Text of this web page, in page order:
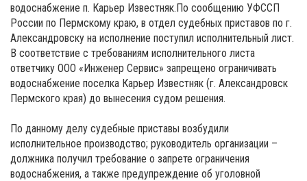
водоснабжение п. Карьер Известняк.По сообщению УФССП
России по Пермскому краю, в отдел судебных приставов по г.
Александровску на исполнение поступил исполнительный лист.
В соответствие с требованиям исполнительного листа
ответчику ООО «Инженер Сервис» запрещено ограничивать
водоснабжение поселка Карьер Известняк (г. Александровск
Пермского края) до вынесения судом решения.
По данному делу судебные приставы возбудили
исполнительное производство; руководитель организации –
должника получил требование о запрете ограничения
водоснабжения, а также предупреждение об уголовной